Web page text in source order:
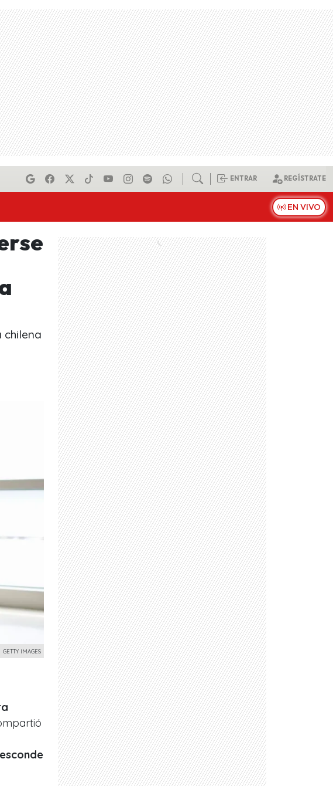
ENTRAR REGÍSTRATE
EN VIVO
chilena
GETTY IMAGES